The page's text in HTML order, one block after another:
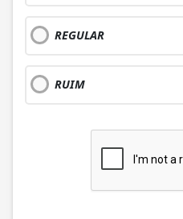
REGULAR
RUIM